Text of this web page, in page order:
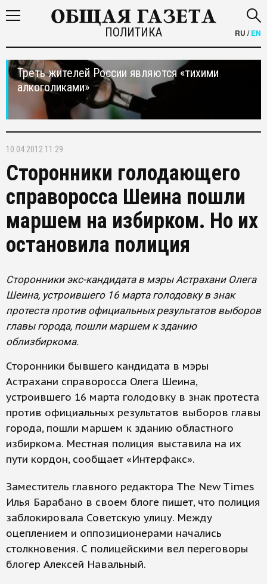
ПОЛИТИКА RU /EN
Треть жителей России являются «тихими
алкоголиками»
10.04.2012 11:29
Сторонники голодающего
справоросса Шеина пошли
маршем на избирком. Но их
остановила полиция
Сторонники экс-кандидата в мэры Астрахани Олега
Шеина, устроившего 16 марта голодовку в знак
протеста против официальных результатов выборов
главы города, пошли маршем к зданию
облизбиркома.
Сторонники бывшего кандидата в мэры
Астрахани справоросса Олега Шеина,
устроившего 16 марта голодовку в знак протеста
против официальных результатов выборов главы
города, пошли маршем к зданию областного
избиркома. Местная полиция выставила на их
пути кордон, сообщает «Интерфакс».
Заместитель главного редактора The New Times
Илья Барабано в своем блоге пишет, что полиция
заблокировала Советскую улицу. Между
оцеплением и оппозиционерами начались
столкновения. С полицейскими вел переговоры
блогер Алексей Навальный.